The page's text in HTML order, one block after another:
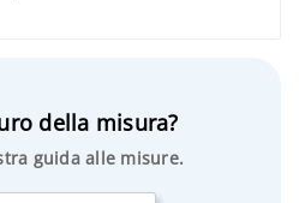
della misura?
guida alle misure.